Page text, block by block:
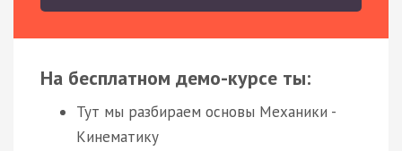
На бесплатном демо-курсе ты:
Тут мы разбираем основы Механики -
Кинематику